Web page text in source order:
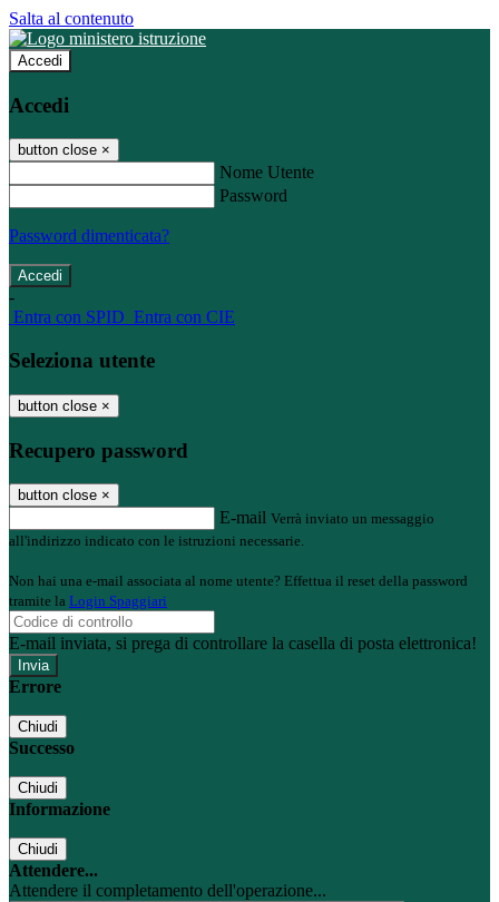
Salta al contenuto
Accedi
Accedi
button close ×
Nome Utente
Password
Password dimenticata?
-
Entra con SPID Entra con CIE
Seleziona utente
button close ×
Recupero password
button close ×
E-mail Verrà inviato un messaggio
all'indirizzo indicato con le istruzioni necessarie.
Non hai una e-mail associata al nome utente? Effettua il reset della password
tramite la Login Spaggiari
E-mail inviata, si prega di controllare la casella di posta elettronica!
Errore
Chiudi
Successo
Chiudi
Informazione
Chiudi
Attendere...
Attendere il completamento dell'operazione...